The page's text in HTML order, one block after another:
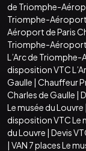
de Triomphe-
Triomphe-
Aéroport de Paris
Triomphe-Aéroport
L’Arc de Triomphe-
disposition VTC
Gaulle | Chauffeur
Charles de Gaulle |
Le musée du Louvre |
disposition VTC Le
du Louvre | Devis
| VAN 7 places Le